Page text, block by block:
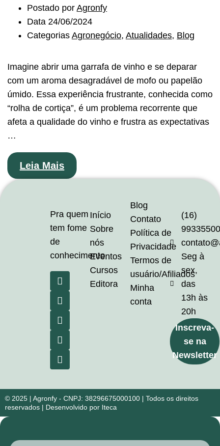
Postado por Agronfy
Data 24/06/2024
Categorias Agronegócio, Atualidades, Blog
Imagine abrir uma garrafa de vinho e se deparar
com um aroma desagradável de mofo ou papelão
úmido. Essa experiência frustrante, conhecida como
“rolha de cortiça”, é um problema recorrente que
afeta a qualidade do vinho e frustra as expectativas
…
Leia Mais
Pra quem
tem fome
de
conhecimento
Início
Sobre
nós
Eventos
Cursos
Editora
Blog
Contato
Política de
Privacidade
Termos de
usuário/Afiliados
Minha
conta
(16)
Seg à
sex,
das
13h às
20h
Inscreva-
se na
Newsletter
© 2025 | Agronfy - CNPJ: 38296675000100 | Todos os direitos
reservados | Desenvolvido por Iteca